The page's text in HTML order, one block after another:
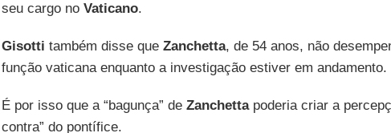
seu cargo no Vaticano.
Gisotti também disse que Zanchetta, de 54 anos, não
função vaticana enquanto a investigação estiver em andamento.
É por isso que a “bagunça” de Zanchettapoderia criar a
contra” do pontífice.